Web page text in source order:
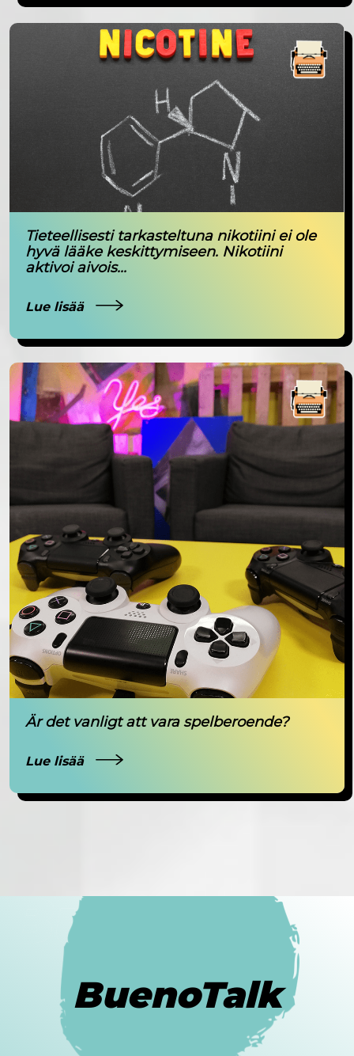
Tieteellisesti tarkasteltuna nikotiini ei ole
hyvä lääke keskittymiseen. Nikotiini
aktivoi aivois...
Lue lisää
Är det vanligt att vara spelberoende?
Lue lisää
BuenoTalk